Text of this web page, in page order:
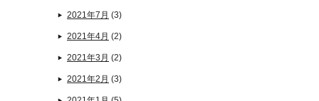
2021年7月 (3)
2021年4月 (2)
2021年3月 (2)
2021年2月 (3)